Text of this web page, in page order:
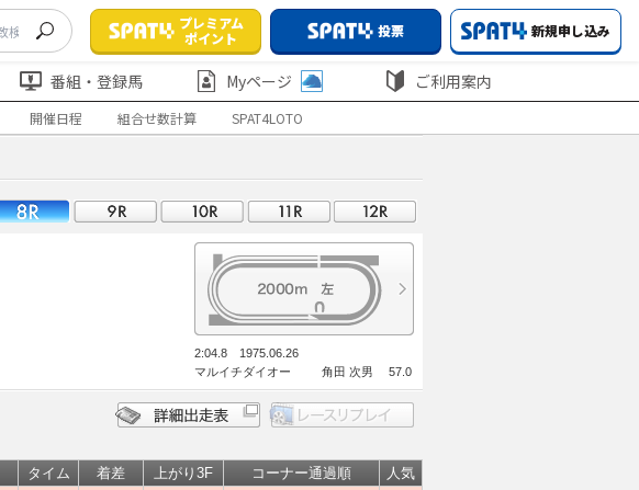
プレミアム
ポイント
投票 新規申し込み
番組・登録馬 Myページ ご利用案内
開催日程 組合せ数計算 SPAT4LOTO
2:04.8 1975.06.26
マルイチダイオー 角田 次男 57.0
タイム 着差 上がり3F コーナー通過順
人気